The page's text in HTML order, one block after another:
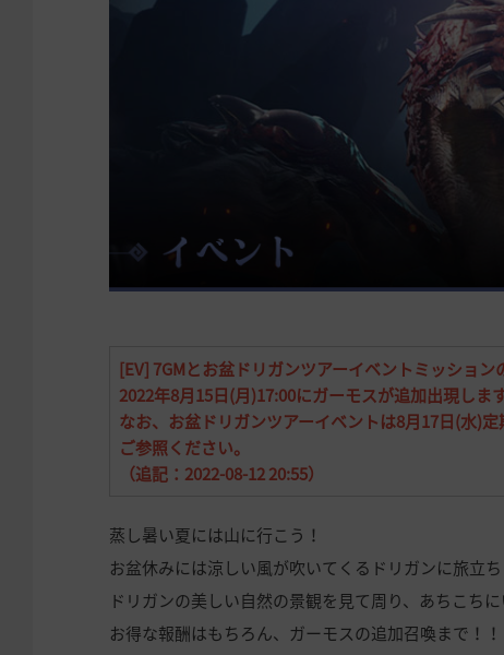
[EV] 7GMとお盆ドリガンツアーイベントミッション
2022年8月15日(月)17:00にガーモスが追加出現しま
なお、お盆ドリガンツアーイベントは8月17日(水)
ご参照ください。
（追記：2022-08-12 20:55）
蒸し暑い夏には山に行こう！
お盆休みには涼しい風が吹いてくるドリガンに旅立ち
ドリガンの美しい自然の景観を見て周り、あちこちに
お得な報酬はもちろん、ガーモスの追加召喚まで！！